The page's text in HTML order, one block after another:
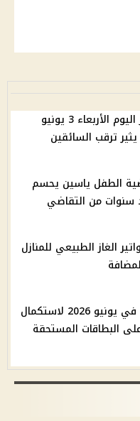
أسعار البنزين والسولار اليوم الأربعاء 3 يونيو
الطفل ياسين يحسم
سنوات من التقاضي
الغاز الطبيعي للمنازل
منحة التموين مستمرة في يونيو 2026 لاستكمال
البطاقات المستحقة